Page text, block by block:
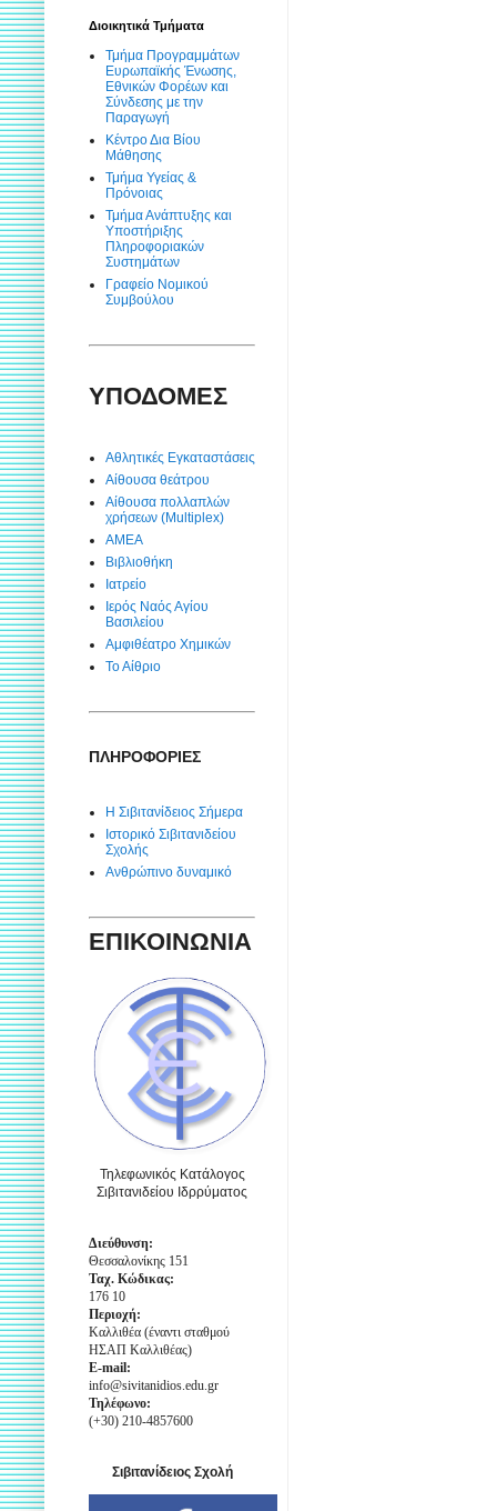
Διοικητικά Τμήματα
Τμήμα Προγραμμάτων
Ευρωπαϊκής Ένωσης,
Εθνικών Φορέων και
Σύνδεσης με την
Παραγωγή
Κέντρο Δια Βίου
Μάθησης
Τμήμα Υγείας &
Πρόνοιας
Τμήμα Ανάπτυξης και
Υποστήριξης
Πληροφοριακών
Συστημάτων
Γραφείο Νομικού
Συμβούλου
ΥΠΟΔΟΜΕΣ
Αθλητικές Εγκαταστάσεις
Αίθουσα θεάτρου
Αίθουσα πολλαπλών
χρήσεων (Multiplex)
ΑΜΕΑ
Βιβλιοθήκη
Ιατρείο
Ιερός Ναός Αγίου
Βασιλείου
Αμφιθέατρο Χημικών
Το Αίθριο
ΠΛΗΡΟΦΟΡΙΕΣ
Η Σιβιτανίδειος Σήμερα
Ιστορικό Σιβιτανιδείου
Σχολής
Ανθρώπινο δυναμικό
ΕΠΙΚΟΙΝΩΝΙΑ
Τηλεφωνικός Κατάλογος
Σιβιτανιδείου Ιδρρύματος
Διεύθυνση:
Θεσσαλονίκης 151
Ταχ. Κώδικας:
176 10
Περιοχή:
Καλλιθέα (έναντι σταθμού
ΗΣΑΠ Καλλιθέας)
E-mail:
info@sivitanidios.edu.gr
Τηλέφωνο:
(+30) 210-4857600
Σιβιτανίδειος Σχολή